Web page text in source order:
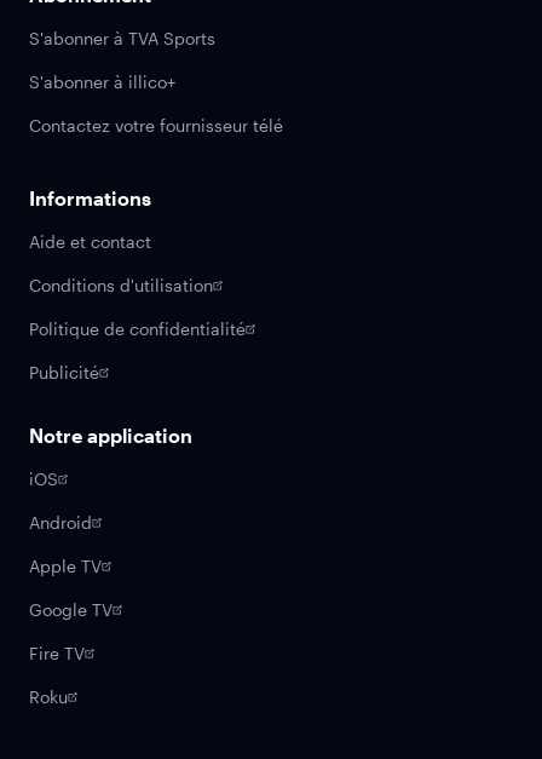
S'abonner à TVA Sports
S'abonner à illico+
Contactez votre fournisseur télé
Informations
Aide et contact
Conditions d'utilisation
Politique de confidentialité
Publicité
Notre application
iOS
Android
Apple TV
Google TV
Fire TV
Roku